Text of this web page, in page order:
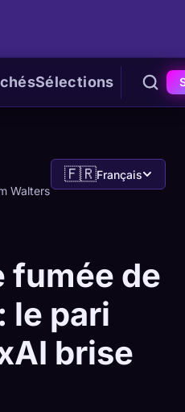
Sélections
Walters
🇫🇷Français
fumée de
le pari
brise